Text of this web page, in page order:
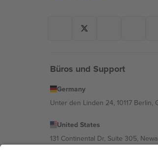
Büros und Support
Germany
Unter den Linden 24, 10117 Berlin,
United States
131 Continental Dr, Suite 305,